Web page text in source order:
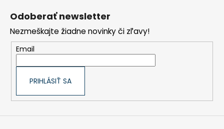
Odoberať newsletter
Nezmeškajte žiadne novinky či zľavy!
Email
PRIHLÁSIŤ SA